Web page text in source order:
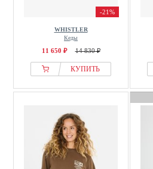
-21%
WHISTLER
Кеды
11 650 ₽ 14 830 ₽
КУПИТЬ